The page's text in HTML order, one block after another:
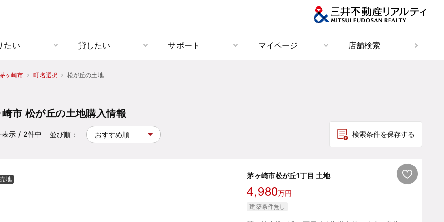
たい 貸したい サポート マイページ 店舗検索
ヶ崎市 町名選択 松が丘の土地
市 松が丘の土地購入情報
表示 / 2件中 並び順： 検索条件を保存する
売地 茅ヶ崎市松が丘1丁目 土地
4,980万円
建築条件無し